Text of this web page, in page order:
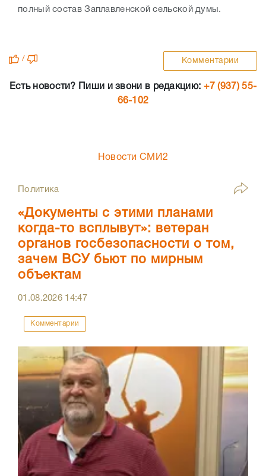
полный состав Заплавленской сельской думы.
/ Комментарии
Есть новости? Пиши и звони в редакцию: +7 (937) 55-
66-102
Новости СМИ2
Политика
«Документы с этими планами
когда-то всплывут»: ветеран
органов госбезопасности о том,
зачем ВСУ бьют по мирным
объектам
01.08.2026 14:47
Комментарии